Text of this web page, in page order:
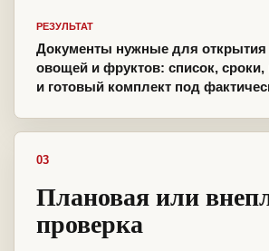
РЕЗУЛЬТАТ
Документы нужные для открытия
овощей и фруктов: список, сроки,
и готовый комплект под
03
Плановая или
проверка